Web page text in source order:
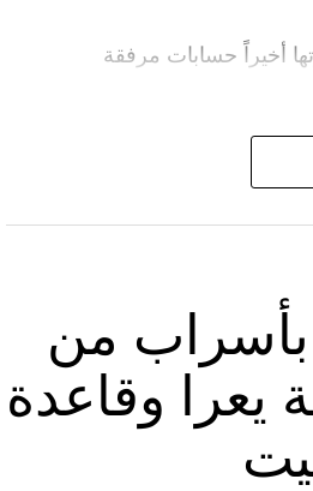
أخيراً حسابات مرفقة
القائد العسكري في “الحزب” عماد مغنية الذي
من
يعرا وقاعدة